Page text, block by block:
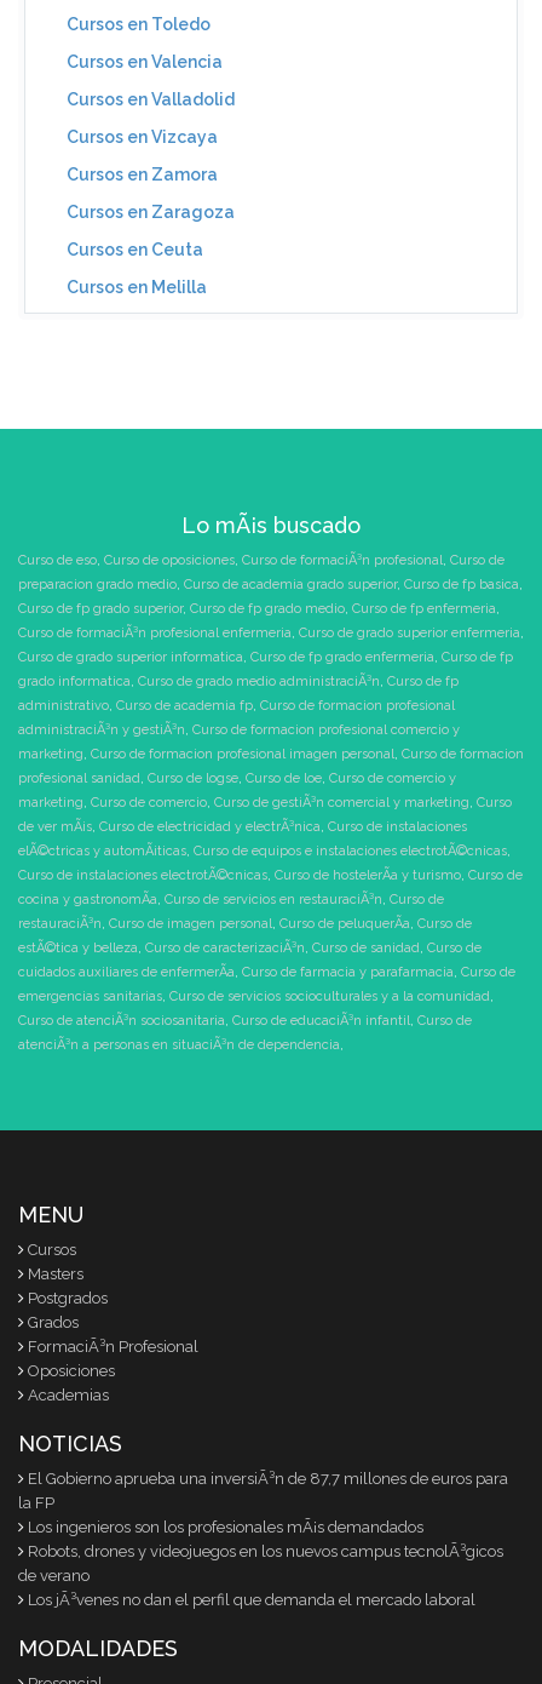
Cursos en Toledo
Cursos en Valencia
Cursos en Valladolid
Cursos en Vizcaya
Cursos en Zamora
Cursos en Zaragoza
Cursos en Ceuta
Cursos en Melilla
Lo mÃ¡s buscado
Curso de eso, Curso de oposiciones, Curso de formaciÃ³n profesional, Curso de
preparacion grado medio, Curso de academia grado superior, Curso de fp basica,
Curso de fp grado superior, Curso de fp grado medio, Curso de fp enfermeria,
Curso de formaciÃ³n profesional enfermeria, Curso de grado superior enfermeria,
Curso de grado superior informatica, Curso de fp grado enfermeria, Curso de fp
grado informatica, Curso de grado medio administraciÃ³n, Curso de fp
administrativo, Curso de academia fp, Curso de formacion profesional
administraciÃ³n y gestiÃ³n, Curso de formacion profesional comercio y
marketing, Curso de formacion profesional imagen personal, Curso de formacion
profesional sanidad, Curso de logse, Curso de loe, Curso de comercio y
marketing, Curso de comercio, Curso de gestiÃ³n comercial y marketing, Curso
de ver mÃ¡s, Curso de electricidad y electrÃ³nica, Curso de instalaciones
elÃ©ctricas y automÃ¡ticas, Curso de equipos e instalaciones electrotÃ©cnicas,
Curso de instalaciones electrotÃ©cnicas, Curso de hostelerÃ­a y turismo, Curso de
cocina y gastronomÃ­a, Curso de servicios en restauraciÃ³n, Curso de
restauraciÃ³n, Curso de imagen personal, Curso de peluquerÃ­a, Curso de
estÃ©tica y belleza, Curso de caracterizaciÃ³n, Curso de sanidad, Curso de
cuidados auxiliares de enfermerÃ­a, Curso de farmacia y parafarmacia, Curso de
emergencias sanitarias, Curso de servicios socioculturales y a la comunidad,
Curso de atenciÃ³n sociosanitaria, Curso de educaciÃ³n infantil, Curso de
atenciÃ³n a personas en situaciÃ³n de dependencia,
MENU
Cursos
Masters
Postgrados
Grados
FormaciÃ³n Profesional
Oposiciones
Academias
NOTICIAS
El Gobierno aprueba una inversiÃ³n de 87,7 millones de euros para
la FP
Los ingenieros son los profesionales mÃ¡s demandados
Robots, drones y videojuegos en los nuevos campus tecnolÃ³gicos
de verano
Los jÃ³venes no dan el perfil que demanda el mercado laboral
MODALIDADES